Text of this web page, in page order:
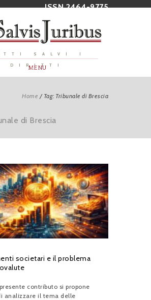
ISSN 2464-9775
SALVI I
DIRITTI
MENU
Home / Tag: Tribunale di Brescia
di Brescia
societari e il problema
contributo si propone
analizzare il tema delle